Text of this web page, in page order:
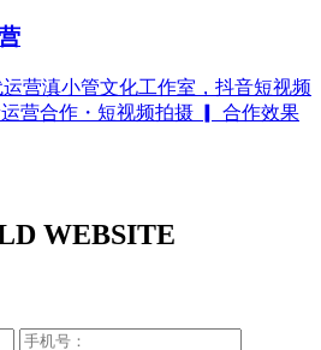
营滇小管文化工作室，抖音短视频
营合作・短视频拍摄 ▎ 合作效果
WEBSITE